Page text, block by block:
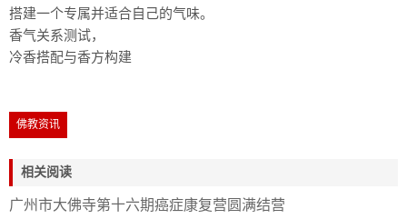
搭建一个专属并适合自己的气味。
香气关系测试，
冷香搭配与香方构建
佛教资讯
相关阅读
广州市大佛寺第十六期癌症康复营圆满结营